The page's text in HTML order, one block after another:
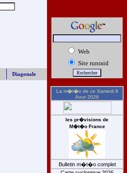
Diagonale
Web
Site runraid
La m�t�o de ce Samedi 8
Aout 2026
les pr�visions de
M�t�o France
Bulletin m�t�o complet